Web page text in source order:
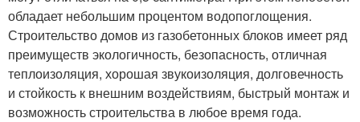
обладает небольшим процентом водопоглощения.
Строительство домов из газобетонных блоков имеет ряд
преимуществ экологичность, безопасность, отличная
теплоизоляция, хорошая звукоизоляция, долговечность
и стойкость к внешним воздействиям, быстрый монтаж и
возможность строительства в любое время года.